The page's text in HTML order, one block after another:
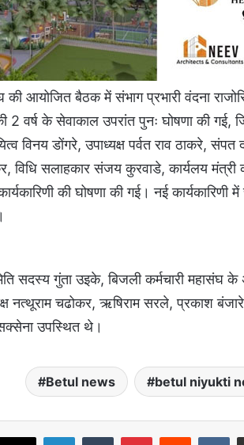
आयोजित बैठक में संभाग प्रभारी वंदना
2 वर्ष के सेवाकाल उपरांत पुनः घोषणा की गई,
विनय डोंगरे, उपाध्यक्ष पर्वत राव ठाकरे,
विधि सलाहकार संजय कुरवाडे, कार्यलय
की घोषणा की गई। नई कार्यकारिणी
सदस्य गुंता उइके, बिजली कर्मचारी महासंघ
नत्थूराम चढोकर, ऋषिराम सरले, प्रकाश
उपस्थित थे।
Betul news betul niyukti